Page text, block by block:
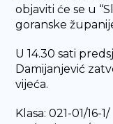
objaviti će se u
goranske
U 14.30 sati
Damijanjević
vijeća.
Klasa: 021-01/16-1/